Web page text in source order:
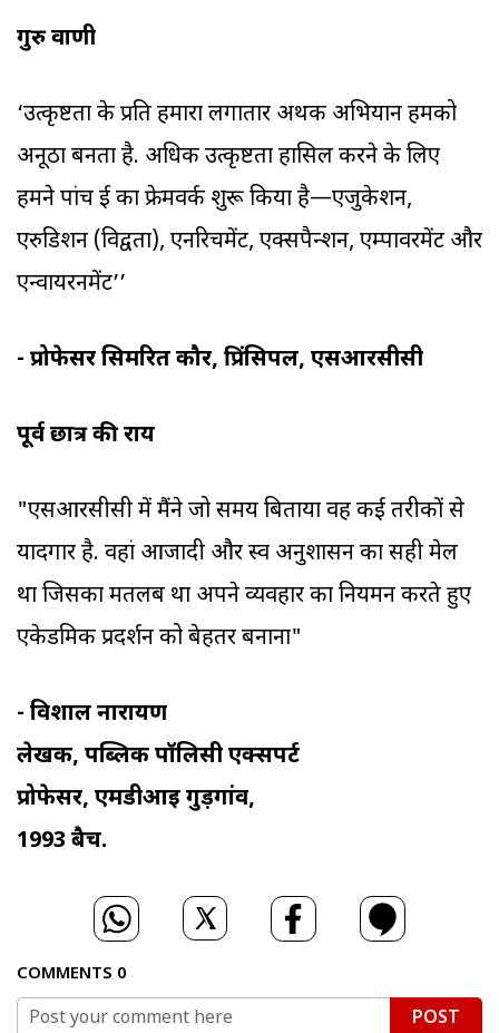
गुरु वाणी
‘उत्कृष्टता के प्रति हमारा लगातार अथक अभियान हमको
अनूठा बनता है. अधिक उत्कृष्टता हासिल करने के लिए
हमने पांच ई का फ्रेमवर्क शुरू किया है—एजुकेशन,
एरुडिशन (विद्वता), एनरिचमेंट, एक्सपैन्शन, एम्पावरमेंट और
एन्वायरनमेंट’’
- प्रोफेसर सिमरित कौर, प्रिंसिपल, एसआरसीसी
पूर्व छात्र की राय
"एसआरसीसी में मैंने जो समय बिताया वह कई तरीकों से
यादगार है. वहां आजादी और स्व अनुशासन का सही मेल
था जिसका मतलब था अपने व्यवहार का नियमन करते हुए
एकेडमिक प्रदर्शन को बेहतर बनाना"
- विशाल नारायण
लेखक, पब्लिक पॉलिसी एक्सपर्ट
प्रोफेसर, एमडीआइ गुड़गांव,
1993 बैच.
COMMENTS 0
POST